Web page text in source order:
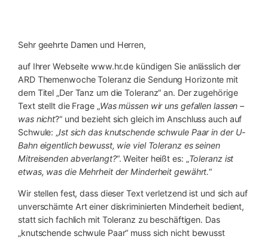
Sehr geehrte Damen und Herren,
auf Ihrer Webseite www.hr.de kündigen Sie anlässlich der
ARD Themenwoche Toleranz die Sendung Horizonte mit
dem Titel „Der Tanz um die Toleranz“ an. Der zugehörige
Text stellt die Frage „Was müssen wir uns gefallen lassen –
was nicht?“ und bezieht sich gleich im Anschluss auch auf
Schwule: „Ist sich das knutschende schwule Paar in der U-
Bahn eigentlich bewusst, wie viel Toleranz es seinen
Mitreisenden abverlangt?“. Weiter heißt es: „Toleranz ist
etwas, was die Mehrheit der Minderheit gewährt.“
Wir stellen fest, dass dieser Text verletzend ist und sich auf
unverschämte Art einer diskriminierten Minderheit bedient,
statt sich fachlich mit Toleranz zu beschäftigen. Das
„knutschende schwule Paar“ muss sich nicht bewusst